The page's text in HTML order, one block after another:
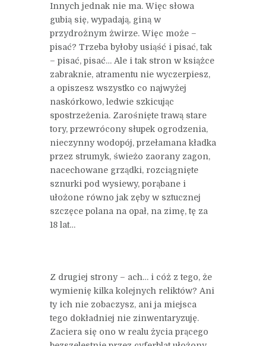
Innych jednak nie ma. Więc słowa
gubią się, wypadają, giną w
przydrożnym żwirze. Więc może –
pisać? Trzeba byłoby usiąść i pisać, tak
– pisać, pisać… Ale i tak stron w książce
zabraknie, atramentu nie wyczerpiesz,
a opiszesz wszystko co najwyżej
naskórkowo, ledwie szkicując
spostrzeżenia. Zarośnięte trawą stare
tory, przewrócony słupek ogrodzenia,
nieczynny wodopój, przełamana kładka
przez strumyk, świeżo zaorany zagon,
nacechowane grządki, rozciągnięte
sznurki pod wysiewy, porąbane i
ułożone równo jak zęby w sztucznej
szczęce polana na opał, na zimę, tę za
18 lat…
Z drugiej strony – ach… i cóż z tego, że
wymienię kilka kolejnych reliktów? Ani
ty ich nie zobaczysz, ani ja miejsca
tego dokładniej nie zinwentaryzuję.
Zaciera się ono w realu życia prącego